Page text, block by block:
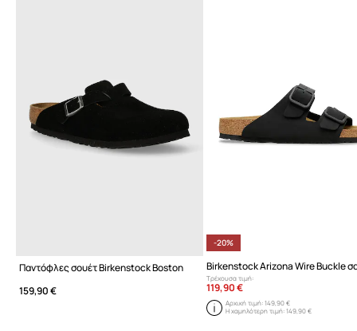
Παντόφλες σουέτ Birkenstock Boston
159,90 €
-20%
Τρέχουσα τιμή:
119,90 €
Αρχική τιμή: 149,90 €
Η χαμηλότερη τιμή: 149,90 €